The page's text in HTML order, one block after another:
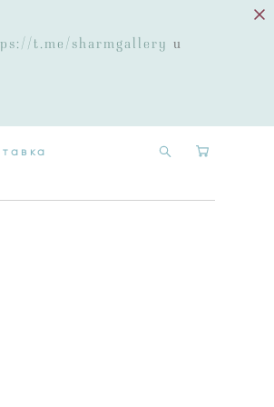
t.me/sharmgallery и